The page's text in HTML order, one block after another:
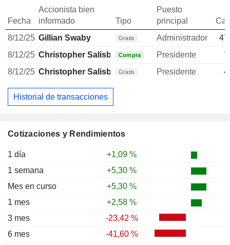
Cotizaciones y Rendimientos
1 día
+1,09 %
1 semana
+5,30 %
Mes en curso
+5,30 %
1 mes
+2,58 %
3 mes
-23,42 %
6 mes
-41,60 %
Fecha
Accionista bien
informado
Tipo
Puesto
principal
8/12/25 Gillian Swaby Gratis Administrador
8/12/25 Christopher SalisburyCompra Presidente
8/12/25 Christopher SalisburyGratis Presidente
Historial de transacciones